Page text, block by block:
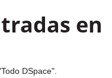
en
DSpace".